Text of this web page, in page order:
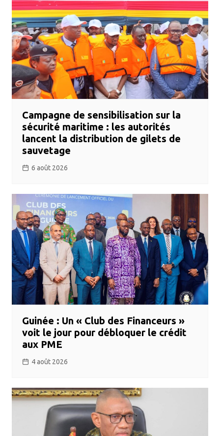
Campagne de sensibilisation sur la
sécurité maritime : les autorités
lancent la distribution de gilets de
sauvetage
6 août 2026
Guinée : Un « Club des Financeurs »
voit le jour pour débloquer le crédit
aux PME
4 août 2026